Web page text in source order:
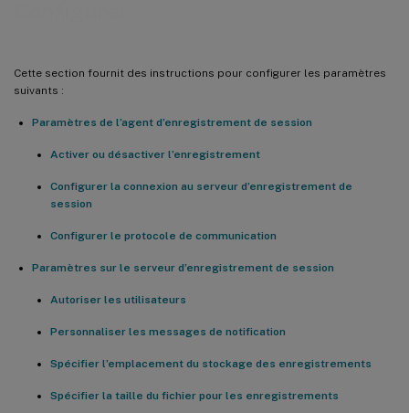
Cette section fournit des instructions pour configurer les paramètres
suivants :
Paramètres de l’agent d’enregistrement de session
Activer ou désactiver l’enregistrement
Configurer la connexion au serveur d’enregistrement de
session
Configurer le protocole de communication
Paramètres sur le serveur d’enregistrement de session
Autoriser les utilisateurs
Personnaliser les messages de notification
Spécifier l’emplacement du stockage des enregistrements
Spécifier la taille du fichier pour les enregistrements